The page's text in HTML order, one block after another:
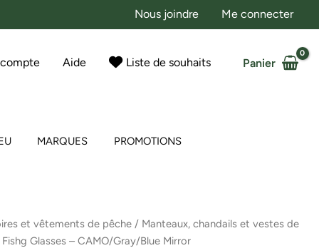
Nous joindre Me connecter
Aide Liste de souhaits Panier
MARQUES PROMOTIONS
et vêtements de pêche / Manteaux, chandails et vestes de
Glasses – CAMO/Gray/Blue Mirror